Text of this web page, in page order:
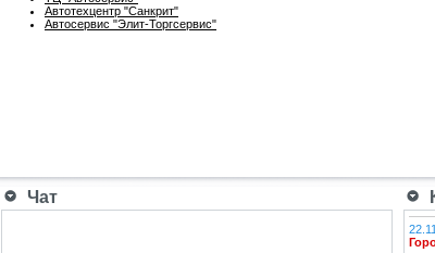
Автотехцентр "Санкрит"
Автосервис "Элит-Торгсервис"
Чат